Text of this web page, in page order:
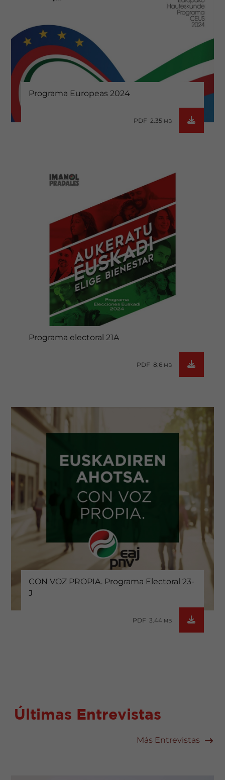
Programa Europeas 2024
PDF 2.35 MB
Programa electoral 21A
PDF 8.6 MB
CON VOZ PROPIA. Programa Electoral 23-
J
PDF 3.44 MB
Últimas Entrevistas
Más Entrevistas